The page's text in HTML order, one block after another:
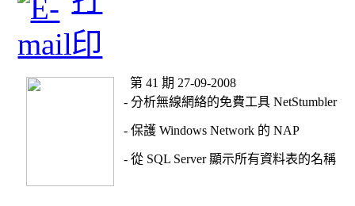
第 41 期 27-09-2008
- 分析無線網絡的免費工具 NetStumbler
- 保護 Windows Network 的 NAP
- 從 SQL Server 顯示所有資料表的名稱